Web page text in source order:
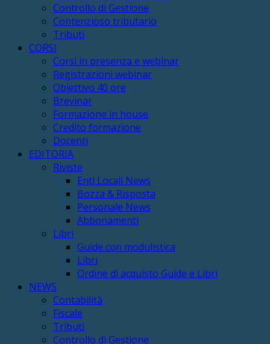
Controllo di Gestione
Contenzioso tributario
Tributi
CORSI
Corsi in presenza e webinar
Registrazioni webinar
Obiettivo 40 ore
Brevinar
Formazione in house
Credito formazione
Docenti
EDITORIA
Riviste
Enti Locali News
Bozza & Risposta
Personale News
Abbonamenti
Libri
Guide con modulistica
Libri
Ordine di acquisto Guide e Libri
NEWS
Contabilità
Fiscale
Tributi
Controllo di Gestione